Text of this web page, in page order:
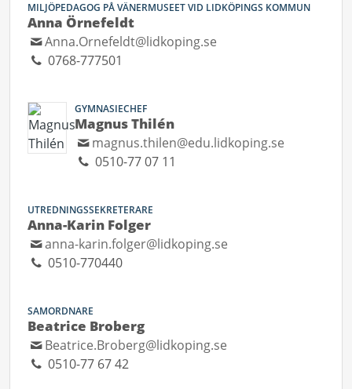
MILJÖPEDAGOG PÅ VÄNERMUSEET VID LIDKÖPINGS KOMMUN
Anna Örnefeldt
Anna.Ornefeldt@lidkoping.se
0768-777501
GYMNASIECHEF
Magnus Thilén
magnus.thilen@edu.lidkoping.se
0510-77 07 11
UTREDNINGSSEKRETERARE
Anna-Karin Folger
anna-karin.folger@lidkoping.se
0510-770440
SAMORDNARE
Beatrice Broberg
Beatrice.Broberg@lidkoping.se
0510-77 67 42